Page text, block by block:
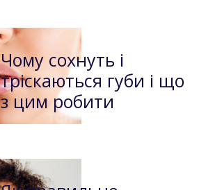
Чому сохнуть і
тріскаються губи і що
з цим робити